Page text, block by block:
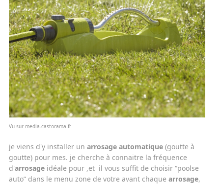
Vu sur media.castorama.fr
je viens d'y installer un arrosage automatique(goutte à
goutte) pour mes. je cherche à connaitre la fréquence
d'arrosageidéale pour ,et il vous suffit de choisir “poolse
auto” dans le menu zone de votre avant chaque arrosage,